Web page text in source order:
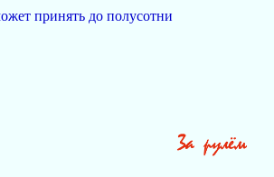
принять до полусотни